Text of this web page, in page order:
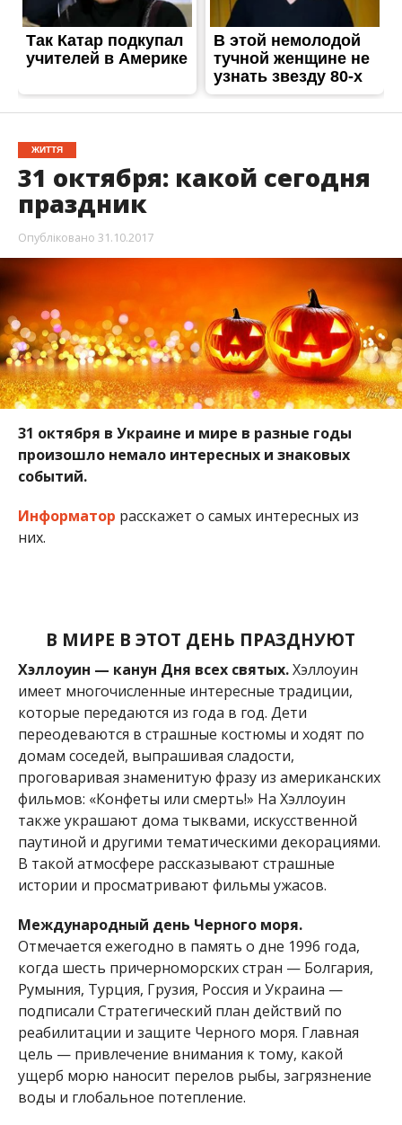
ЖИТТЯ
31 октября: какой сегодня
праздник
Опубліковано 31.10.2017
31 октября в Украине и мире в разные годы
произошло немало интересных и знаковых
событий.
Информатор расскажет о самых интересных из
них.
В МИРЕ В ЭТОТ ДЕНЬ ПРАЗДНУЮТ
Хэллоуин — канун Дня всех святых.Хэллоуин
имеет многочисленные интересные традиции,
которые передаются из года в год. Дети
переодеваются в страшные костюмы и ходят по
домам соседей, выпрашивая сладости,
проговаривая знаменитую фразу из американских
фильмов: «Конфеты или смерть!» На Хэллоуин
также украшают дома тыквами, искусственной
паутиной и другими тематическими декорациями.
В такой атмосфере рассказывают страшные
истории и просматривают фильмы ужасов.
Международный день Черного моря.
Отмечается ежегодно в память о дне 1996 года,
когда шесть причерноморских стран — Болгария,
Румыния, Турция, Грузия, Россия и Украина —
подписали Стратегический план действий по
реабилитации и защите Черного моря. Главная
цель — привлечение внимания к тому, какой
ущерб морю наносит перелов рыбы, загрязнение
воды и глобальное потепление.